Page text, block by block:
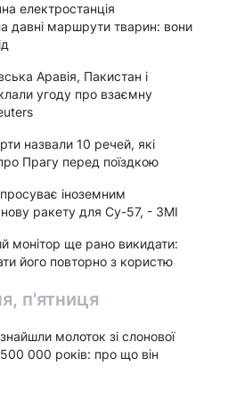
електростанція
давні маршрути тварин: вони
Аравія, Пакистан і
угоду про взаємну
назвали 10 речей, які
Прагу перед поїздкою
просуває іноземним
ракету для Су-57, - ЗМІ
монітор ще рано викидати:
його повторно з користю
п'ятниця
молоток зі слонової
500 000 років: про що він